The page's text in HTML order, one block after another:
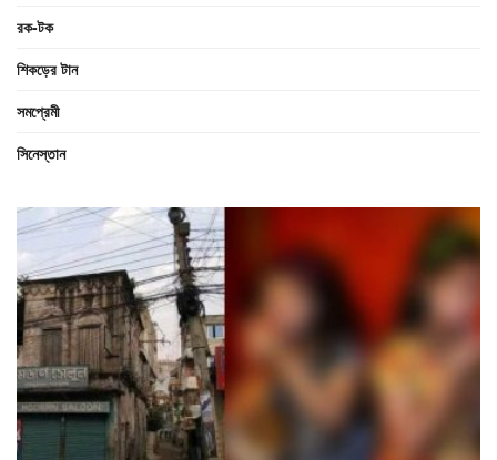
রক-টক
শিকড়ের টান
সমপ্রেমী
সিনেস্তান